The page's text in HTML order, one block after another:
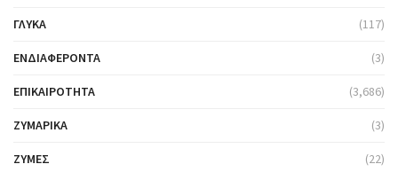
ΓΛΥΚΆ (117)
ΕΝΔΙΑΦΈΡΟΝΤΑ (3)
ΕΠΙΚΑΙΡΌΤΗΤΑ (3,686)
ΖΥΜΑΡΙΚΆ (3)
ΖΎΜΕΣ (22)